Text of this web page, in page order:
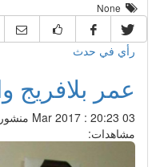
رأي في حدث
عمر بلافريج
03 Mar 2017 : 20:23
مشاهدات: